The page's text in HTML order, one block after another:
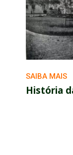
SAIBA MAIS
História